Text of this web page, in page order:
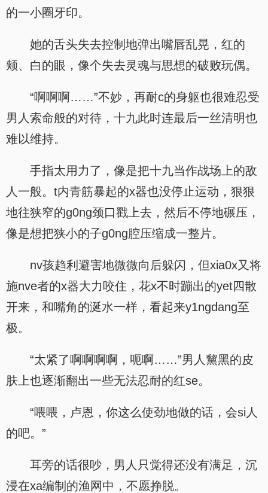
的一小圈牙印。
她的舌头失去控制地弹出嘴唇乱晃，红的
颊、白的眼，像个失去灵魂与思想的破败玩偶。
“啊啊啊……”不妙，再耐c的身躯也很难忍受
男人索命般的对待，十九此时连最后一丝清明也
难以维持。
手指太用力了，像是把十九当作战场上的敌
人一般。t内青筋暴起的x器也没停止运动，狠狠
地往狭窄的g0ng颈口戳上去，然后不停地碾压，
像是想把狭小的子g0ng腔压缩成一整片。
nv孩趋利避害地微微向后躲闪，但xia0x又将
施nve者的x器大力咬住，花x不时蹦出的yet四散
开来，和嘴角的涎水一样，看起来y1ngdang至
极。
“太紧了啊啊啊啊，呃啊……”男人黧黑的皮
肤上也逐渐翻出一些无法忍耐的红se。
“喂喂，卢恩，你这么使劲地做的话，会si人
的吧。”
耳旁的话很吵，男人只觉得还没有满足，沉
浸在xa编制的渔网中，不愿挣脱。